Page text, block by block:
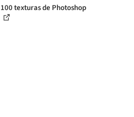
texturas de Photoshop